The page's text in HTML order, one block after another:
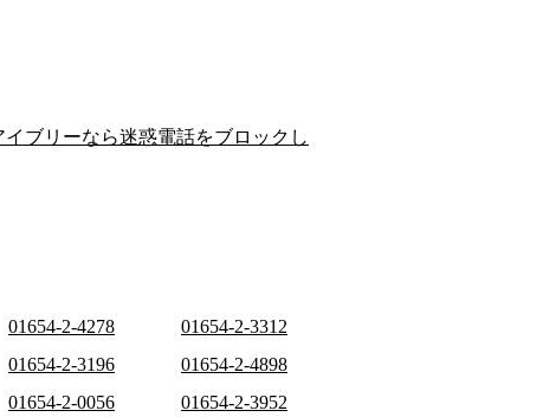
ブリーなら迷惑電話をブロックし
01654-2-4278
01654-2-3312
01654-2-3196
01654-2-4898
01654-2-0056
01654-2-3952